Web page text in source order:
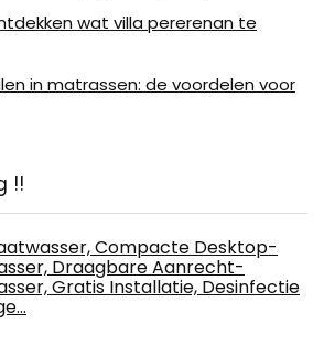
wat villa pererenan te
in matrassen: de voordelen voor
!!
Compacte Desktop-
Draagbare Aanrecht-
Gratis Installatie, Desinfectie